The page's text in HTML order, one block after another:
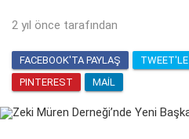
2 yıl önce tarafından
FACEBOOK'TA PAYLAŞ TWEET'LE
PINTEREST
MAIL